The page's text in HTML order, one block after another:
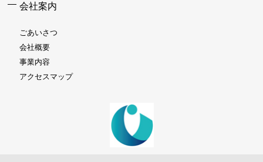
会社案内
ごあいさつ
会社概要
事業内容
アクセスマップ